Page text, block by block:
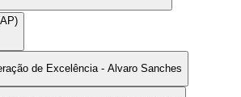
de Excelência - Alvaro Sanches